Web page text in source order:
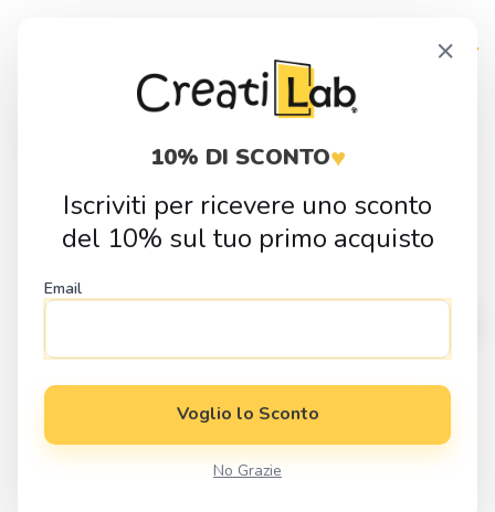
Home Idee Regalo Pochette
Pochette personalizzata “KISS..se
ne frega”
×
10% DI SCONTO♥
Iscriviti per ricevere uno sconto
del 10% sul tuo primo acquisto
Email
Voglio lo Sconto
No Grazie